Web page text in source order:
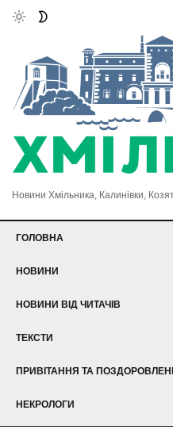
Новини Хмільника, Калинівки,
ГОЛОВНА
НОВИНИ
НОВИНИ ВІД ЧИТАЧІВ
ТЕКСТИ
ПРИВІТАННЯ ТА
НЕКРОЛОГИ